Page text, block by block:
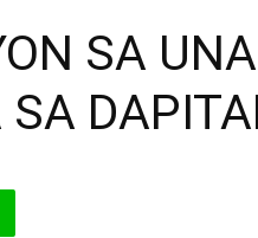
SA
SA